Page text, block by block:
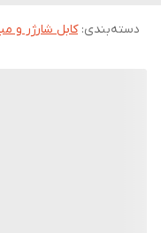
دسته‌بندی:کابل شارژر و